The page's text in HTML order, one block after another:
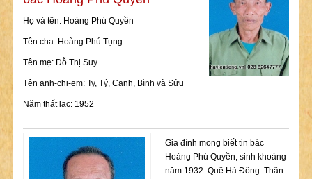
Họ và tên: Hoàng Phú Quyền
Tên cha: Hoàng Phú Tụng
Tên mẹ: Đỗ Thị Suy
Tên anh-chị-em: Ty, Tý, Canh, Bình và Sửu
Năm thất lạc: 1952
Gia đình mong biết tin bác
Hoàng Phú Quyền, sinh khoảng
năm 1932. Quê Hà Đông. Thân